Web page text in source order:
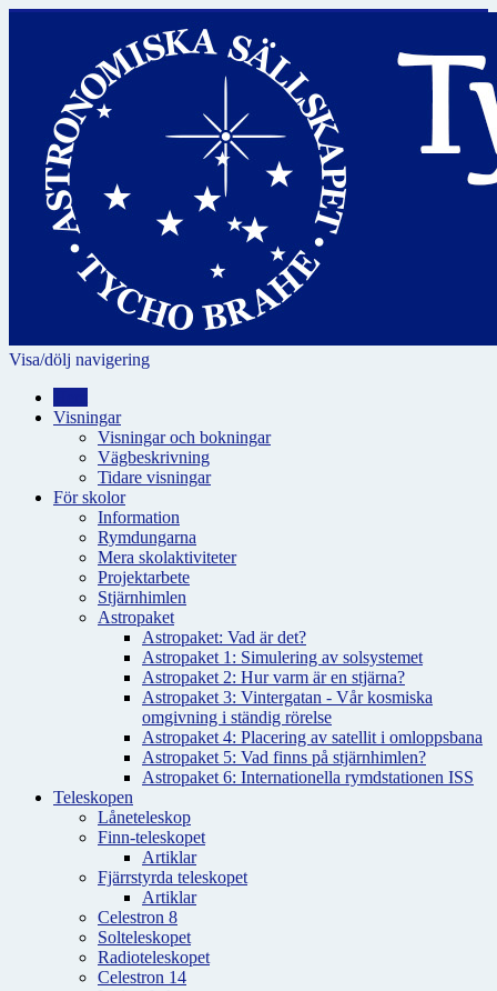
Visa/dölj navigering
Visningar
Visningar och bokningar
Vägbeskrivning
Tidare visningar
För skolor
Information
Rymdungarna
Mera skolaktiviteter
Projektarbete
Stjärnhimlen
Astropaket
Astropaket: Vad är det?
Astropaket 1: Simulering av solsystemet
Astropaket 2: Hur varm är en stjärna?
Astropaket 3: Vintergatan - Vår kosmiska
omgivning i ständig rörelse
Astropaket 4: Placering av satellit i omloppsbana
Astropaket 5: Vad finns på stjärnhimlen?
Astropaket 6: Internationella rymdstationen ISS
Teleskopen
Låneteleskop
Finn-teleskopet
Artiklar
Fjärrstyrda teleskopet
Artiklar
Celestron 8
Solteleskopet
Radioteleskopet
Celestron 14